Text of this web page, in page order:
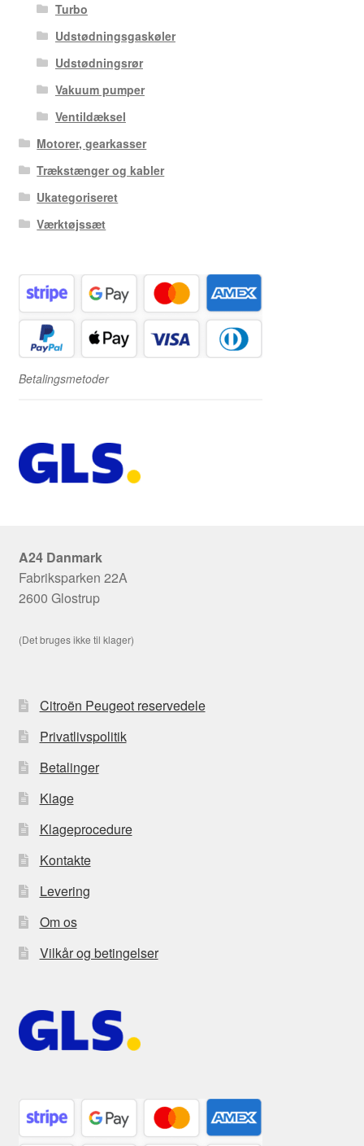
Turbo
Udstødningsgaskøler
Udstødningsrør
Vakuum pumper
Ventildæksel
Motorer, gearkasser
Trækstænger og kabler
Ukategoriseret
Værktøjssæt
Betalingsmetoder
A24 Danmark
Fabriksparken 22A
2600 Glostrup
(Det bruges ikke til klager)
Citroën Peugeot reservedele
Privatlivspolitik
Betalinger
Klage
Klageprocedure
Kontakte
Levering
Om os
Vilkår og betingelser